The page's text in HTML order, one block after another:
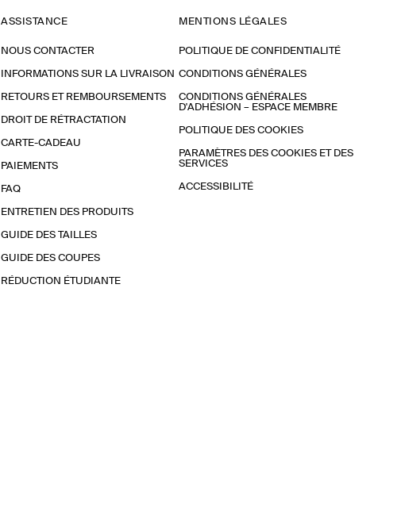
ASSISTANCE
NOUS CONTACTER
INFORMATIONS SUR LA LIVRAISON
RETOURS ET REMBOURSEMENTS
DROIT DE RÉTRACTATION
CARTE-CADEAU
PAIEMENTS
FAQ
ENTRETIEN DES PRODUITS
GUIDE DES TAILLES
GUIDE DES COUPES
RÉDUCTION ÉTUDIANTE
MENTIONS LÉGALES
POLITIQUE DE CONFIDENTIALITÉ
CONDITIONS GÉNÉRALES
CONDITIONS GÉNÉRALES
D'ADHÉSION – ESPACE MEMBRE
POLITIQUE DES COOKIES
PARAMÈTRES DES COOKIES ET DES
SERVICES
ACCESSIBILITÉ